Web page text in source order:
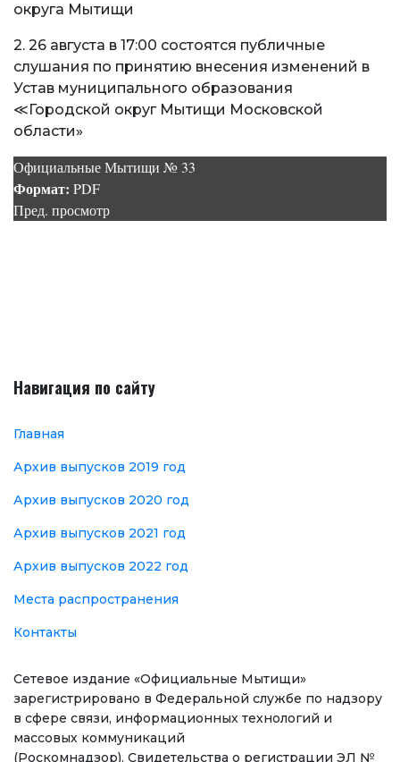
округа Мытищи
2. 26 августа в 17:00 состоятся публичные
слушания по принятию внесения изменений в
Устав муниципального образования
≪Городской округ Мытищи Московской
области»
Официальные Мытищи № 33
Формат: PDF
Пред. просмотр
Навигация по сайту
Главная
Архив выпусков 2019 год
Архив выпусков 2020 год
Архив выпусков 2021 год
Архив выпусков 2022 год
Места распространения
Контакты
Сетевое издание «Официальные Мытищи»
зарегистрировано в Федеральной службе по надзору
в сфере связи, информационных технологий и
массовых коммуникаций
(Роскомнадзор). Свидетельства о регистрации ЭЛ №